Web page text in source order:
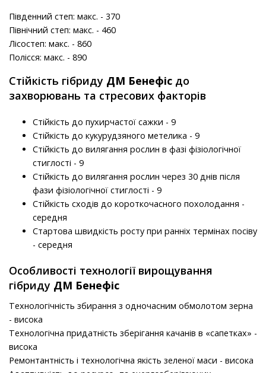
Південний степ: макс. - 370
Північний степ: макс. - 460
Лісостеп: макс. - 860
Полісся: макс. - 890
Стійкість гібриду ДМ Бенефіс до
захворювань та стресових факторів
Стійкість до пухирчастої сажки - 9
Стійкість до кукурудзяного метелика - 9
Стійкість до вилягання рослин в фазі фізіологічної
стиглості - 9
Стійкість до вилягання рослин через 30 днів після
фази фізіологічної стиглості - 9
Стійкість сходів до короткочасного похолодання -
середня
Стартова швидкість росту при ранніх термінах посіву
- середня
Особливості технології вирощування
гібриду ДМ Бенефіс
Технологічність збирання з одночасним обмолотом зерна
- висока
Технологічна придатність зберігання качанів в «сапетках» -
висока
Ремонтантність і технологічна якість зеленої маси - висока